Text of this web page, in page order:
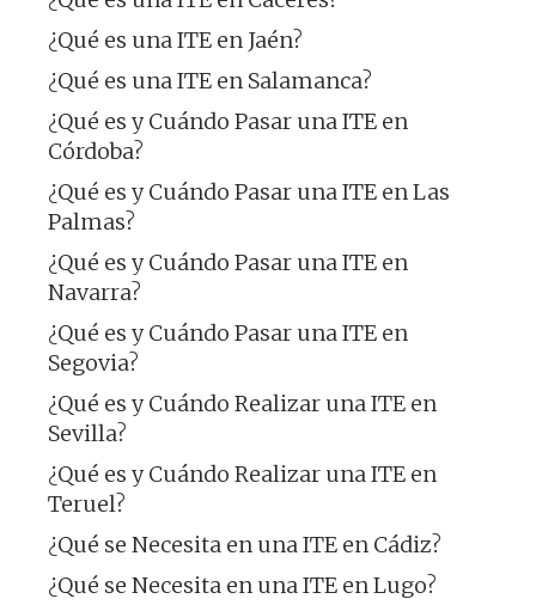
¿Qué es una ITE en Jaén?
¿Qué es una ITE en Salamanca?
¿Qué es y Cuándo Pasar una ITE en
Córdoba?
¿Qué es y Cuándo Pasar una ITE en Las
Palmas?
¿Qué es y Cuándo Pasar una ITE en
Navarra?
¿Qué es y Cuándo Pasar una ITE en
Segovia?
¿Qué es y Cuándo Realizar una ITE en
Sevilla?
¿Qué es y Cuándo Realizar una ITE en
Teruel?
¿Qué se Necesita en una ITE en Cádiz?
¿Qué se Necesita en una ITE en Lugo?